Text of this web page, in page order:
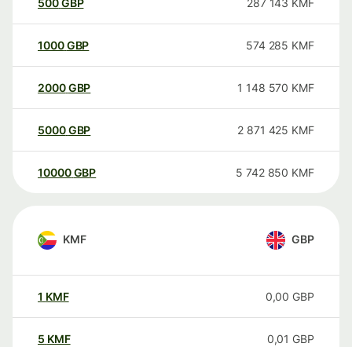
500GBP 287 143 KMF
1000GBP 574 285 KMF
2000GBP 1 148 570 KMF
5000GBP 2 871 425 KMF
10000 GBP 5 742 850 KMF
KMF GBP
1 KMF 0,00 GBP
5 KMF 0,01 GBP